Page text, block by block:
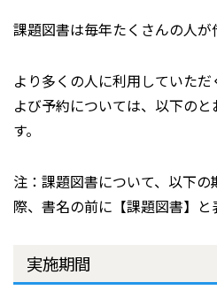
課題図書は毎年たくさんの人が
より多くの人に利用していた
よび予約については、以下の
す。
注：課題図書について、以下
際、書名の前に【課題図書】と
実施期間